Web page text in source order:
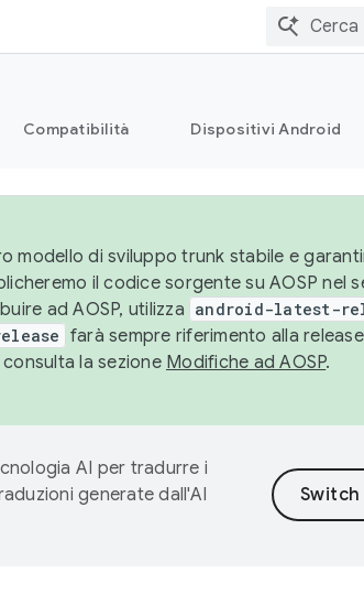
Compatibilità Dispositivi Android
modello di sviluppo trunk stabile e
il codice sorgente su AOSP nel
ad AOSP, utilizza android-latest-
farà sempre riferimento alla
la sezione Modifiche ad AOSP.
AI per tradurre i
generate dall'AI